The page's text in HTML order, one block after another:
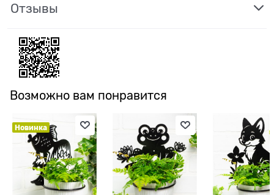
Отзывы
Возможно вам понравится
Новинка